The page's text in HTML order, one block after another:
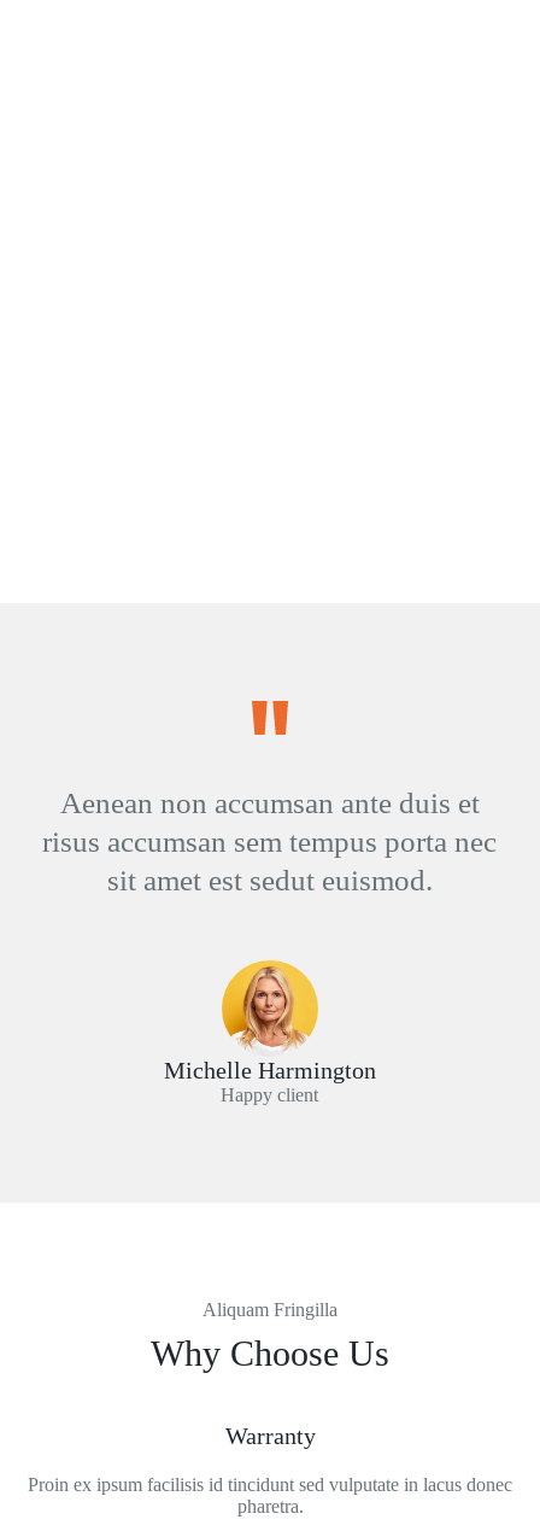
Aenean non accumsan ante duis et
risus accumsan sem tempus porta nec
sit amet est sedut euismod.
Michelle Harmington
Happy client
Aliquam Fringilla
Why Choose Us
Warranty
Proin ex ipsum facilisis id tincidunt sed vulputate in lacus donec
pharetra.